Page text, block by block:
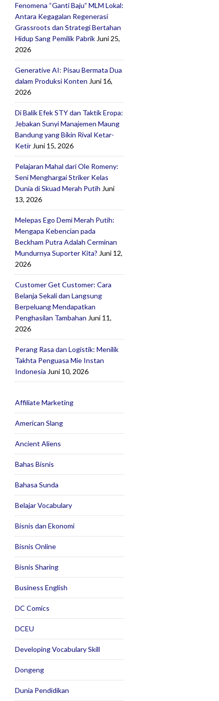
Fenomena “Ganti Baju” MLM Lokal:
Antara Kegagalan Regenerasi
Grassroots dan Strategi Bertahan
Hidup Sang Pemilik Pabrik Juni 25,
2026
Generative AI: Pisau Bermata Dua
dalam Produksi Konten Juni 16,
2026
Di Balik Efek STY dan Taktik Eropa:
Jebakan Sunyi Manajemen Maung
Bandung yang Bikin Rival Ketar-
Ketir Juni 15, 2026
Pelajaran Mahal dari Ole Romeny:
Seni Menghargai Striker Kelas
Dunia di Skuad Merah Putih Juni
13, 2026
Melepas Ego Demi Merah Putih:
Mengapa Kebencian pada
Beckham Putra Adalah Cerminan
Mundurnya Suporter Kita? Juni 12,
2026
Customer Get Customer: Cara
Belanja Sekali dan Langsung
Berpeluang Mendapatkan
Penghasilan Tambahan Juni 11,
2026
Perang Rasa dan Logistik: Menilik
Takhta Penguasa Mie Instan
Indonesia Juni 10, 2026
Affiliate Marketing
American Slang
Ancient Aliens
Bahas Bisnis
Bahasa Sunda
Belajar Vocabulary
Bisnis dan Ekonomi
Bisnis Online
Bisnis Sharing
Business English
DC Comics
DCEU
Developing Vocabulary Skill
Dongeng
Dunia Pendidikan